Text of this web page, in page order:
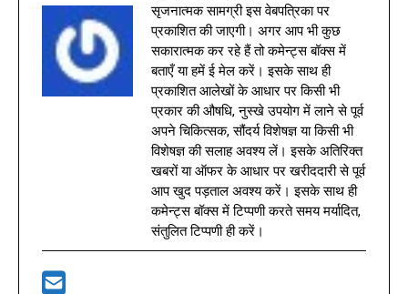
सृजनात्मक सामग्री इस वेबपत्रिका पर
प्रकाशित की जाएगी। अगर आप भी कुछ
सकारात्मक कर रहे हैं तो कमेन्ट्स बॉक्स में
बताएँ या हमें ई मेल करें। इसके साथ ही
प्रकाशित आलेखों के आधार पर किसी भी
प्रकार की औषधि, नुस्खे उपयोग में लाने से पूर्व
अपने चिकित्सक, सौंदर्य विशेषज्ञ या किसी भी
विशेषज्ञ की सलाह अवश्य लें। इसके अतिरिक्त
खबरों या ऑफर के आधार पर खरीददारी से पूर्व
आप खुद पड़ताल अवश्य करें। इसके साथ ही
कमेन्ट्स बॉक्स में टिप्पणी करते समय मर्यादित,
संतुलित टिप्पणी ही करें।